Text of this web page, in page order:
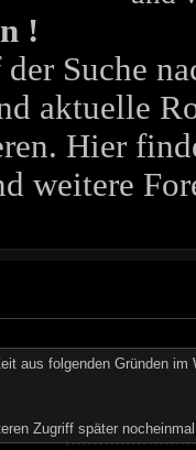
!
Suche
aktuelle
Hier
weitere
aus folgenden Gründen im
Zugriff später